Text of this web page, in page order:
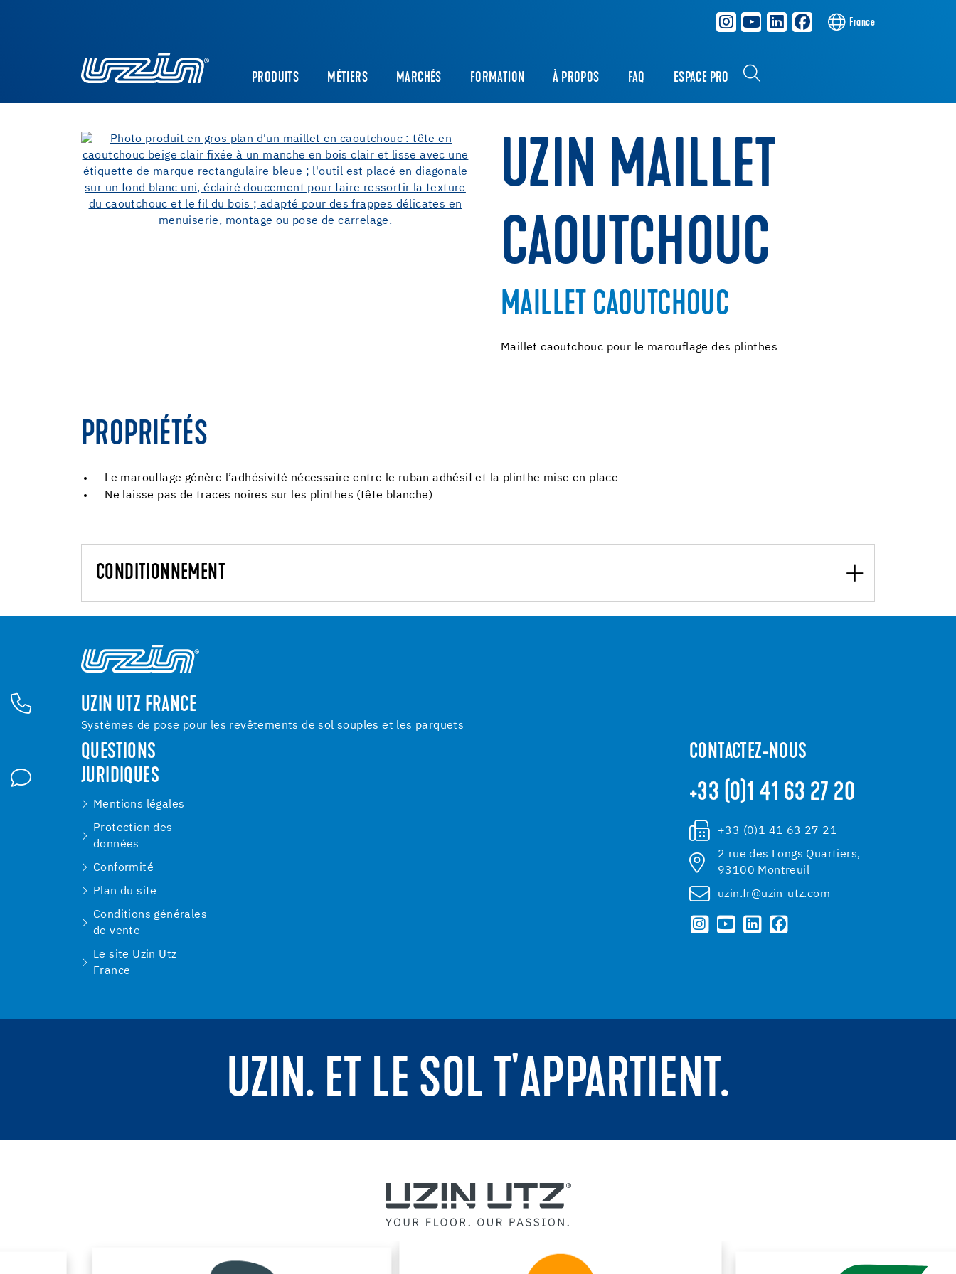
France
PRODUITS MÉTIERS MARCHÉS FORMATION À PROPOS FAQ ESPACE PRO
UZIN MAILLET
CAOUTCHOUC
MAILLET CAOUTCHOUC
Maillet caoutchouc pour le marouflage des plinthes
PROPRIÉTÉS
Le marouflage génère l’adhésivité nécessaire entre le ruban adhésif et la plinthe mise en place
Ne laisse pas de traces noires sur les plinthes (tête blanche)
CONDITIONNEMENT
UZIN UTZ FRANCE
Systèmes de pose pour les revêtements de sol souples et les parquets
QUESTIONS
JURIDIQUES
Mentions légales
Protection des
données
Conformité
Plan du site
Conditions générales
de vente
Le site Uzin Utz
France
CONTACTEZ-NOUS
+33 (0)1 41 63 27 20
+33 (0)1 41 63 27 21
2 rue des Longs Quartiers,
93100 Montreuil
uzin.fr@uzin-utz.com
UZIN. ET LE SOL T'APPARTIENT.